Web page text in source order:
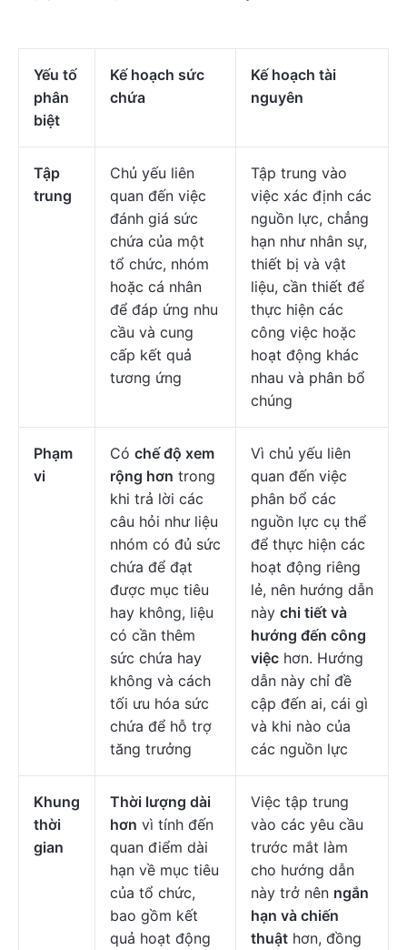
Yếu tố
phân
biệt
Kế hoạch sức
chứa
Kế hoạch tài
nguyên
Tập
trung
Chủ yếu liên
quan đến việc
đánh giá sức
chứa của một
tổ chức, nhóm
hoặc cá nhân
để đáp ứng nhu
cầu và cung
cấp kết quả
tương ứng
Tập trung vào
việc xác định các
nguồn lực, chẳng
hạn như nhân sự,
thiết bị và vật
liệu, cần thiết để
thực hiện các
công việc hoặc
hoạt động khác
nhau và phân bổ
chúng
Phạm
vi
Có chế độ xem
rộng hơn trong
khi trả lời các
câu hỏi như liệu
nhóm có đủ sức
chứa để đạt
được mục tiêu
hay không, liệu
có cần thêm
sức chứa hay
không và cách
tối ưu hóa sức
chứa để hỗ trợ
tăng trưởng
Vì chủ yếu liên
quan đến việc
phân bổ các
nguồn lực cụ thể
để thực hiện các
hoạt động riêng
lẻ, nên hướng dẫn
này chi tiết và
hướng đến công
việc hơn. Hướng
dẫn này chỉ đề
cập đến ai, cái gì
và khi nào của
các nguồn lực
Khung
thời
gian
Thời lượng dài
hơn vì tính đến
quan điểm dài
hạn về mục tiêu
của tổ chức,
bao gồm kết
quả hoạt động
Việc tập trung
vào các yêu cầu
trước mắt làm
cho hướng dẫn
này trở nên ngắn
hạn và chiến
thuật hơn, đồng